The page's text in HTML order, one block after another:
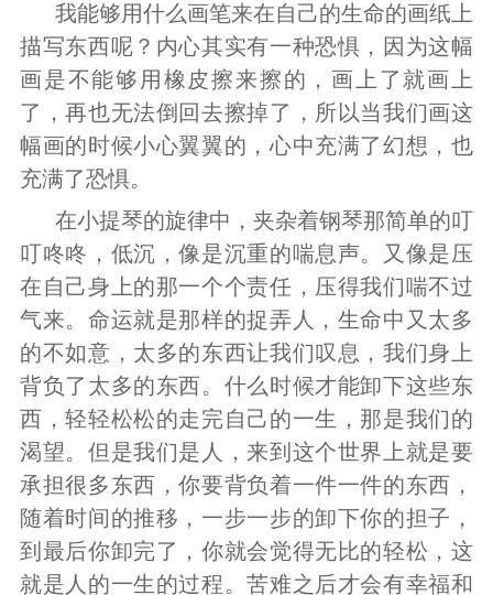
我能够用什么画笔来在自己的生命的画纸上
描写东西呢？内心其实有一种恐惧，因为这幅
画是不能够用橡皮擦来擦的，画上了就画上
了，再也无法倒回去擦掉了，所以当我们画这
幅画的时候小心翼翼的，心中充满了幻想，也
充满了恐惧。
在小提琴的旋律中，夹杂着钢琴那简单的叮
叮咚咚，低沉，像是沉重的喘息声。又像是压
在自己身上的那一个个责任，压得我们喘不过
气来。命运就是那样的捉弄人，生命中又太多
的不如意，太多的东西让我们叹息，我们身上
背负了太多的东西。什么时候才能卸下这些东
西，轻轻松松的走完自己的一生，那是我们的
渴望。但是我们是人，来到这个世界上就是要
承担很多东西，你要背负着一件一件的东西，
随着时间的推移，一步一步的卸下你的担子，
到最后你卸完了，你就会觉得无比的轻松，这
就是人的一生的过程。苦难之后才会有幸福和